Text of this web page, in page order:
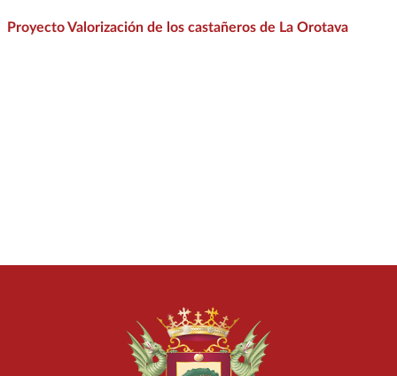
Proyecto Valorización de los castañeros de La Orotava